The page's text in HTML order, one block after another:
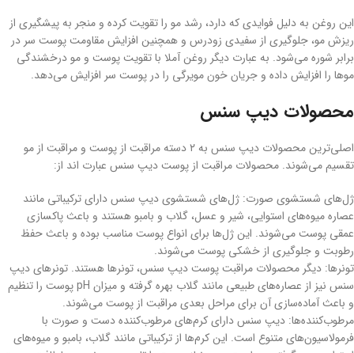
این روغن به دلیل فوایدی که دارد، رشد مو را تقویت کرده و منجر به پیشگیری از
ریزش مو، جلوگیری از سفیدی زودرس و همچنین افزایش مقاومت پوست سر در
برابر شوره می‌شود. به عبارت دیگر روغن آملا با تقویت‌ پوست و مو درخشندگی
موها را افزایش داده و جریان خون مویرگی را در پوست سر افزایش می‌دهد.
محصولات دیپ سنس
اصلی‌ترین محصولات دیپ سنس به ۲ دسته مراقبت از پوست و مراقبت از مو
تقسیم می‌شوند. محصولات مراقبت از پوست دیپ سنس عبارت اند از:
ژل‌های شستشوی صورت: ژل‌های شستشوی دیپ سنس دارای ترکیباتی مانند
عصاره‌ میوه‌های استوایی، شیر و عسل، گلاب و بامبو هستند و باعث پاکسازی
عمقی پوست می‌شوند. این ژل‌ها برای انواع پوست مناسب بوده و باعث حفظ
رطوبت و جلوگیری از خشکی پوست می‌شوند.
تونرها: دیگر محصولات مراقبت پوست دیپ سنس، تونرها هستند. تونرهای دیپ
سنس نیز از عصاره‌های طبیعی مانند گلاب بهره گرفته و میزان pH پوست را تنظیم
و باعث آماده‌سازی آن برای مراحل بعدی مراقبت از پوست می‌شوند.
مرطوب‌کننده‌ها: دیپ سنس دارای کرم‌های مرطوب‌کننده دست و صورت با
فرمولاسیون‌های متنوع است. این کرم‌ها از ترکیباتی مانند گلاب، بامبو و میوه‌های